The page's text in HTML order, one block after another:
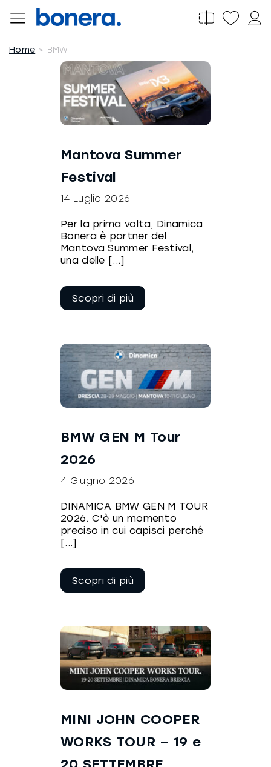
Salta
contenuto
Home BMW
Mantova Summer
Festival
14 Luglio 2026
Per la prima volta, Dinamica
Bonera è partner del
Mantova Summer Festival,
una delle [...]
leggere
BMW GEN M Tour
2026
4 Giugno 2026
DINAMICA BMW GEN M TOUR
2026. C'è un momento
preciso in cui capisci perché
[...]
leggere
MINI JOHN COOPER
WORKS TOUR – 19 e